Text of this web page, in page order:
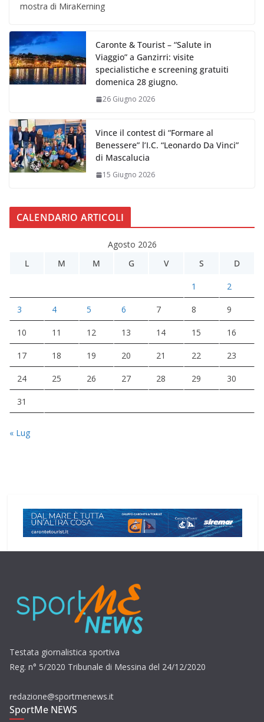
mostra di MiraKerning
Caronte & Tourist – “Salute in
Viaggio” a Ganzirri: visite
specialistiche e screening gratuiti
domenica 28 giugno.
26 Giugno 2026
Vince il contest di “Formare al
Benessere” l’I.C. “Leonardo Da Vinci”
di Mascalucia
15 Giugno 2026
CALENDARIO ARTICOLI
Agosto 2026
L
M M G V S D
1 2
3 4 5 6 7 8 9
10 11 12 13 14 15 16
17 18 19 20 21 22 23
24 25 26 27 28 29 30
31
« Lug
Testata giornalistica sportiva
Reg. n° 5/2020 Tribunale di Messina del 24/12/2020
redazione@sportmenews.it
SportMe NEWS